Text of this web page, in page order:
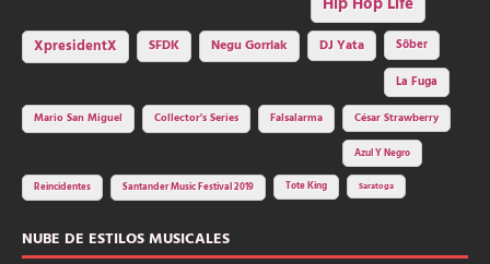
XpresidentX SFDK Negu Gorriak DJ Yata
Sôber
La Fuga
Mario San Miguel
Collector's Series Falsalarma César Strawberry
Azul Y Negro
Reincidentes Santander Music Festival 2019 Tote King Saratoga
NUBE DE ESTILOS MUSICALES